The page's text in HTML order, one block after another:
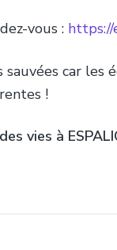
vous : https://
sauvées car
!
vies à